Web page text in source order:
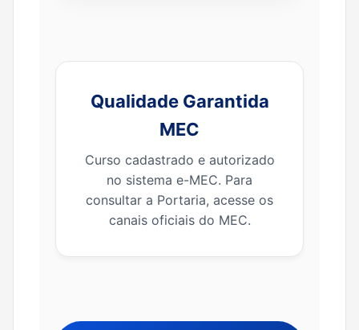
Qualidade Garantida
MEC
Curso cadastrado e autorizado
no sistema e-MEC. Para
consultar a Portaria, acesse os
canais oficiais do MEC.